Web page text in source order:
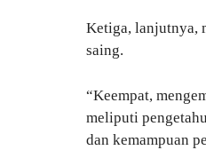
Ketiga, lanjutnya,
saing.
“Keempat,
meliputi
dan kemampuan